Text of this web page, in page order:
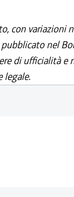
con variazioni
nel
di ufficialità
legale.